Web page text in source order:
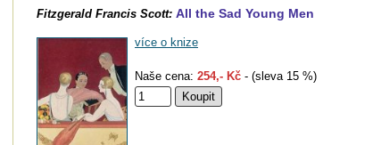
Fitzgerald Francis Scott: All the Sad Young Men
více o knize
Naše cena: 254,- Kč - (sleva 15 %)